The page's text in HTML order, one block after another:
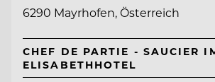
6290 Mayrhofen, Österreich
CHEF DE PARTIE - SAUCIER IM
ELISABETHHOTEL